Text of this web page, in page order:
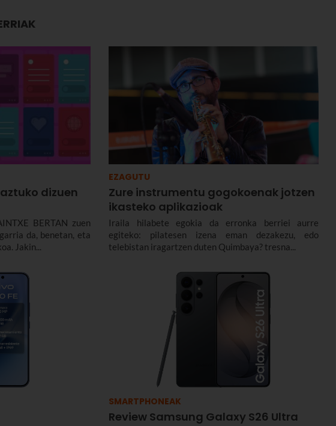
dizuen
BERTAN zuen
da, benetan, eta
Jakin...
EZAGUTU
Zure instrumentu gogokoenak jotzen
ikasteko aplikazioak
Iraila hilabete egokia da erronka berriei aurre
egiteko: pilatesen izena eman dezakezu, edo
telebistan iragartzen duten Quimbaya? tresna...
SMARTPHONEAK
Review Samsung Galaxy S26 Ultra